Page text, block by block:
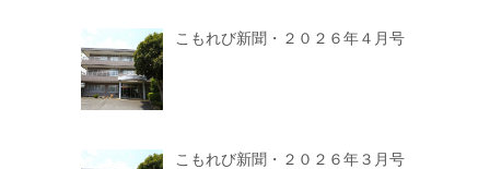
こもれび新聞・２０２６年４月号
こもれび新聞・２０２６年３月号